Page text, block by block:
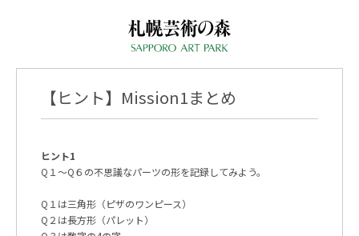
【ヒント】Mission1まとめ
ヒント1
Q１〜Q６の不思議なパーツの形を記録してみよう。
Q１は三角形（ピザのワンピース）
Q２は長方形（パレット）